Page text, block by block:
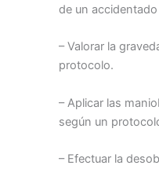
de un
– Valorar la
protocolo.
– Aplicar las
según un
– Efectuar la